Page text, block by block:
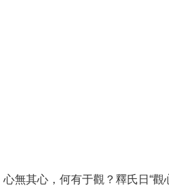
心無其心，何有于觀？釋氏日“觀